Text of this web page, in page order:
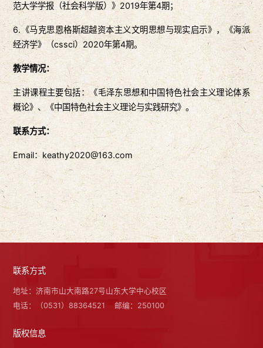
范大学学报（社会科学版）》2019年第4期；
6.《马克思恩格斯超越资本主义文明思想与现实启示》，《海派
经济学》（cssci）2020年第4期。
教学情况：
主讲课程主要包括：《毛泽东思想和中国特色社会主义理论体系
概论》、《中国特色社会主义理论与实践研究》。
联系方式：
Email：keathy2020@163.com
联系方式
地址：济南市山大南路27号山东大学中心校区
电话：（0531）88364521
邮编：250100
版权信息